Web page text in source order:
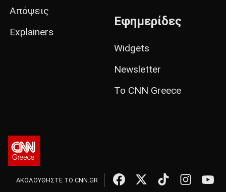
Απόψεις
Explainers
Εφημερίδες
Widgets
Newsletter
Το CNN Greece
ΑΚΟΛΟΥΘΗΣΤΕ ΤΟ CNN.GR